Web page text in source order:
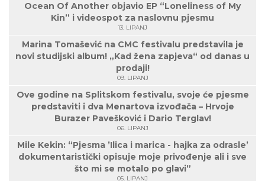
Ocean Of Another objavio EP “Loneliness of My
Kin” i videospot za naslovnu pjesmu
13. LIPANJ
Marina Tomašević na CMC festivalu predstavila je
novi studijski album! „Kad žena zapjeva“ od danas u
prodaji!
09. LIPANJ
Ove godine na Splitskom festivalu, svoje će pjesme
predstaviti i dva Menartova izvođača – Hrvoje
Burazer Pavešković i Dario Terglav!
06. LIPANJ
Mile Kekin: “Pjesma ’Ilica i marica - hajka za odrasle’
dokumentaristički opisuje moje privođenje ali i sve
što mi se motalo po glavi”
05. LIPANJ